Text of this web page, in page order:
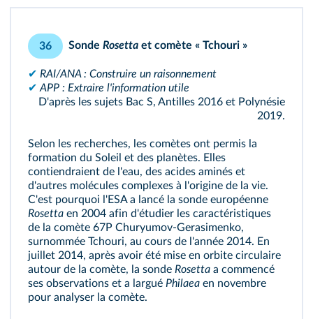
36 Sonde Rosetta et comète « Tchouri »
✔ RAI/ANA : Construire un raisonnement
✔ APP : Extraire l'information utile
D'après les sujets Bac S, Antilles 2016 et Polynésie
2019.
Selon les recherches, les comètes ont permis la
formation du Soleil et des planètes. Elles
contiendraient de l'eau, des acides aminés et
d'autres molécules complexes à l'origine de la vie.
C'est pourquoi l'ESA a lancé la sonde européenne
Rosetta en 2004 afin d'étudier les caractéristiques
de la comète 67P Churyumov‑Gerasimenko,
surnommée Tchouri, au cours de l'année 2014. En
juillet 2014, après avoir été mise en orbite circulaire
autour de la comète, la sonde Rosetta a commencé
ses observations et a largué Philaea en novembre
pour analyser la comète.